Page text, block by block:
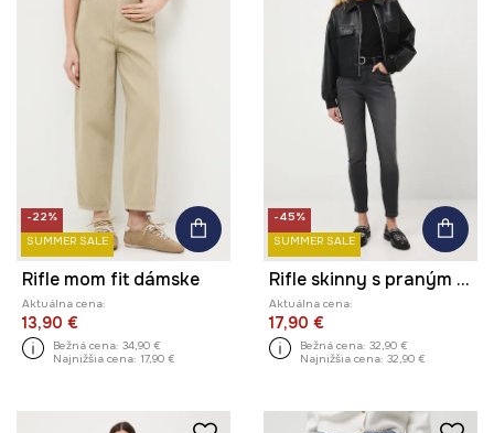
-22%
SUMMER SALE
Rifle mom fit dámske
Aktuálna cena:
13,90 €
Bežná cena: 34,90 €
Najnižšia cena: 17,90 €
-45%
SUMMER SALE
Rifle skinny s praným efektom
Aktuálna cena:
17,90 €
Bežná cena: 32,90 €
Najnižšia cena: 32,90 €